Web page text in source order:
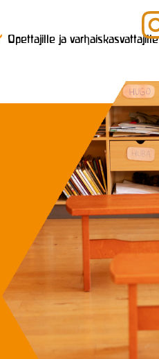
Opettajille ja varhaiskasvattajille